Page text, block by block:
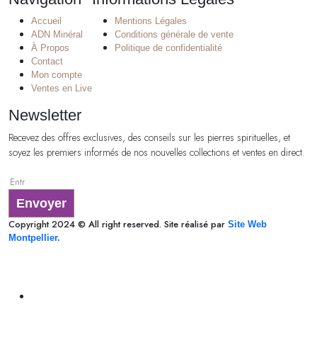
Accueil
ADN Minéral
À Propos
Contact
Mon compte
Ventes en Live
Mentions Légales
Conditions générale de vente
Politique de confidentialité
Newsletter
Recevez des offres exclusives, des conseils sur les pierres spirituelles, et
soyez les premiers informés de nos nouvelles collections et ventes en direct.
Envoyer
Copyright 2024 © All right reserved. Site réalisé par Site Web
Montpellier.